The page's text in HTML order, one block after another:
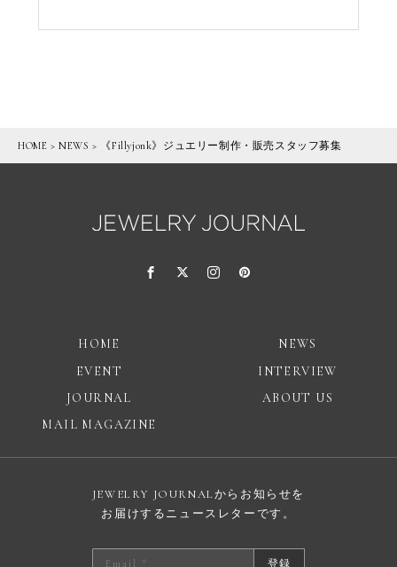
HOME >NEWS > 《Fillyjonk》ジュエリー制作・販売スタッフ募集
HOME
NEWS
EVENT
INTERVIEW
JOURNAL
ABOUT US
MAIL MAGAZINE
JEWELRY JOURNALからお知らせを
お届けするニュースレターです。
登録